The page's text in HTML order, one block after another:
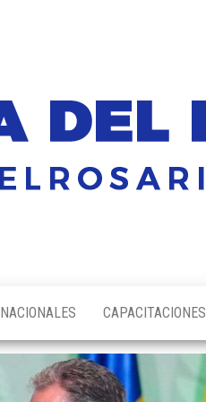
NACIONALES CAPACITACIONES